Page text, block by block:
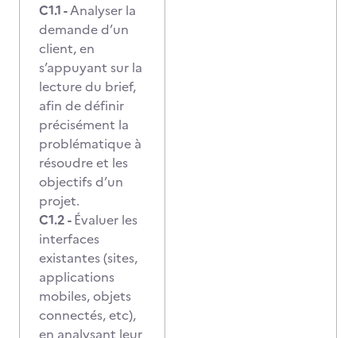
C1.1 -Analyser la
demande d’un
client, en
s’appuyant sur la
lecture du brief,
afin de définir
précisément la
problématique à
résoudre et les
objectifs d’un
projet.
C1.2 -Évaluer les
interfaces
existantes (sites,
applications
mobiles, objets
connectés, etc),
en analysant leur